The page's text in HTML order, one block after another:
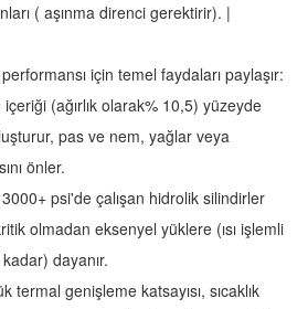
( aşınma direnci gerektirir). |
için temel faydaları paylaşır:
(ağırlık olarak% 10,5) yüzeyde
pas ve nem, yağlar veya
önler.
psi'de çalışan hidrolik silindirler
olmadan eksenyel yüklere (ısı işlemli
dayanır.
termal genişleme katsayısı, sıcaklık